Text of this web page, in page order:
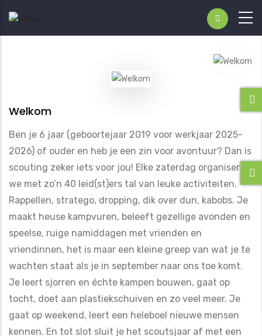
Welkom
Ben je 6 jaar (geboortejaar 2019 voor werkjaar 2025-
2026) of ouder en heb je een zin voor avontuur? Dan is
scouting zeker iets voor jou! Elke zaterdag organiseren
we met zo’n 40 leid(st)ers tal van leuke activiteiten.
Rappellen, stratego, dropping, dik over dun, kabobs. Je
maakt heuse kampvuren, beleeft gezellige avonden en
speelse, ruige namiddagen met vrienden en
vriendinnen, het is maar een kleine greep van wat je te
wachten staat als je in september naar ons toe komt.
Je leert sjorren en échte kampen bouwen, gaat op
tocht, doet aan plastiekschuiven en zo veel meer. Je
gaat op weekend, leert een heleboel nieuwe mensen
kennen. En tot slot sluit je het scoutsjaar af met een